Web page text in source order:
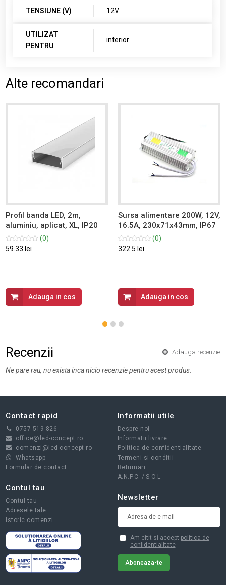
TENSIUNE (V) 12V
UTILIZAT
PENTRU
interior
Alte recomandari
Profil banda LED, 2m,
aluminiu, aplicat, XL, IP20
(0)
59.33 lei
Adauga in cos
Sursa alimentare 200W, 12V,
16.5A, 230x71x43mm, IP67
(0)
322.5 lei
Adauga in cos
Recenzii Adauga recenzie
Ne pare rau, nu exista inca nicio recenzie pentru acest produs.
Contact rapid
0757 519 826
office@led-concept.ro
comenzi@led-concept.ro
Whatsapp
Formular de contact
Informatii utile
Despre noi
Informatii livrare
Politica de confidentialitate
Termeni si conditii
Returnari
A.N.P.C. / S.O.L.
Contul tau
Contul tau
Adresele tale
Istoric comenzi
Newsletter
Am citit si accept politica de
confidentialitate